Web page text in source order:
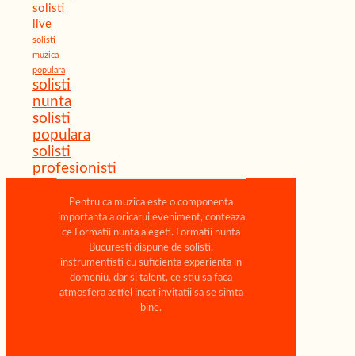
solisti
live
solisti
muzica
populara
solisti
nunta
solisti
populara
solisti
profesionisti
Pentru ca muzica este o componenta
importanta a oricarui eveniment, conteaza
ce Formatii nunta alegeti. Formatii nunta
Bucuresti dispune de solisti,
instrumentisti cu suficienta experienta in
domeniu, dar si talent, ce stiu sa faca
atmosfera astfel incat invitatii sa se simta
bine.